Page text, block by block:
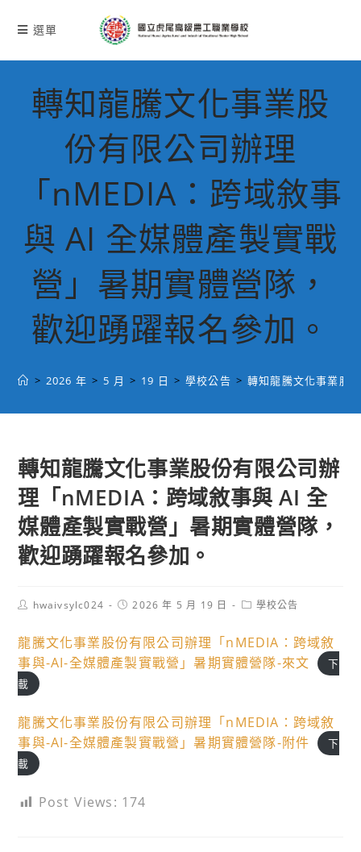
選單
轉知龍騰文化事業股
份有限公司辦理
「nMEDIA：跨域敘事
與 AI 全媒體產製實戰
營」暑期實體營隊，
歡迎踴躍報名參加。
> 2026 年 > 5 月 > 19 日 > 學校公告 > 轉知龍騰文化事業股
轉知龍騰文化事業股份有限公司辦
理「nMEDIA：跨域敘事與 AI 全
媒體產製實戰營」暑期實體營隊，
歡迎踴躍報名參加。
Posthwaivsylc024
Post2026 年 5 月 19 日
Post學校公告
龍騰文化事業股份有限公司辦理「nMEDIA：跨域敘
事與-AI-全媒體產製實戰營」暑期實體營隊-來文
下
載
龍騰文化事業股份有限公司辦理「nMEDIA：跨域敘
事與-AI-全媒體產製實戰營」暑期實體營隊-附件
下
載
Post Views: 174